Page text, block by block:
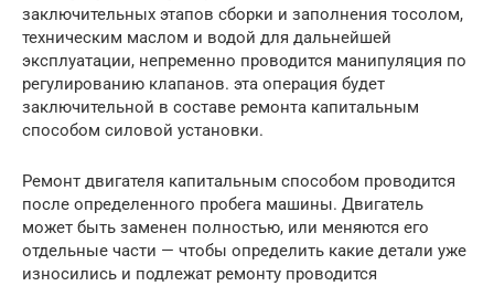
заключительных этапов сборки и заполнения тосолом,
техническим маслом и водой для дальнейшей
эксплуатации, непременно проводится манипуляция по
регулированию клапанов. эта операция будет
заключительной в составе ремонта капитальным
способом силовой установки.
Ремонт двигателя капитальным способом проводится
после определенного пробега машины. Двигатель
может быть заменен полностью, или меняются его
отдельные части — чтобы определить какие детали уже
износились и подлежат ремонту проводится